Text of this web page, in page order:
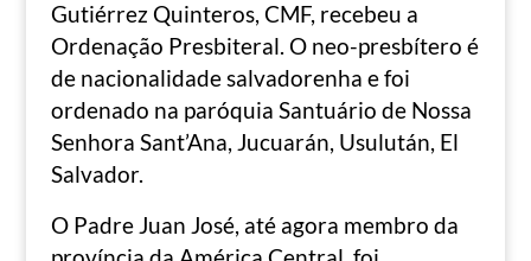
Gutiérrez Quinteros, CMF, recebeu a
Ordenação Presbiteral. O neo-presbítero é
de nacionalidade salvadorenha e foi
ordenado na paróquia Santuário de Nossa
Senhora Sant’Ana, Jucuarán, Usulután, El
Salvador.
O Padre Juan José, até agora membro da